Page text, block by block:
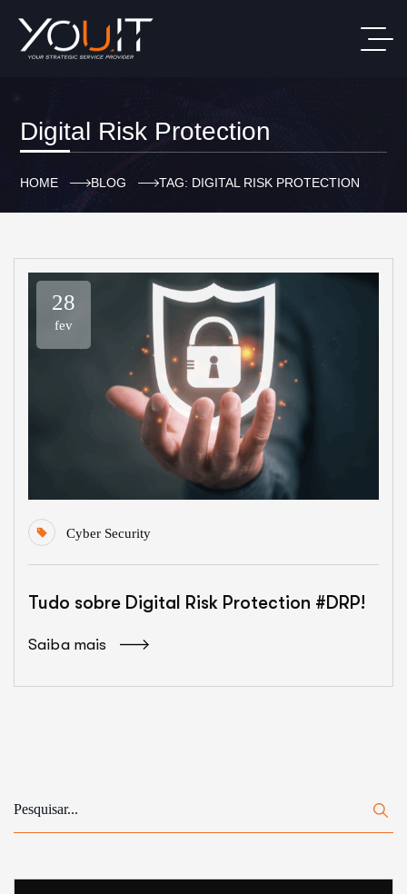
Digital Risk Protection
HOME BLOG TAG: DIGITAL RISK PROTECTION
28
fev
Cyber Security
Tudo sobre Digital Risk Protection #DRP!
Saiba mais